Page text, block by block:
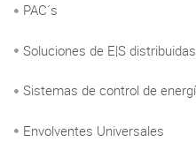
PAC´s
Soluciones de E|S distribuidas
Sistemas de control de
Envolventes Universales